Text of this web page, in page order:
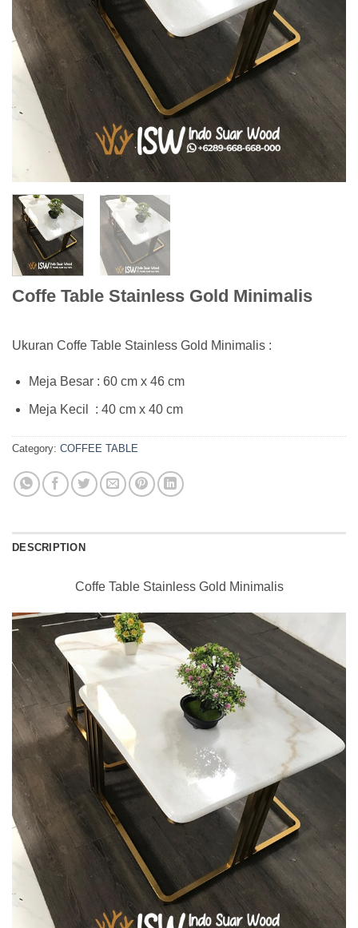
Coffe Table Stainless Gold Minimalis
Ukuran Coffe Table Stainless Gold Minimalis :
Meja Besar : 60 cm x 46 cm
Meja Kecil : 40 cm x 40 cm
Category: COFFEE TABLE
DESCRIPTION
Coffe Table Stainless Gold Minimalis